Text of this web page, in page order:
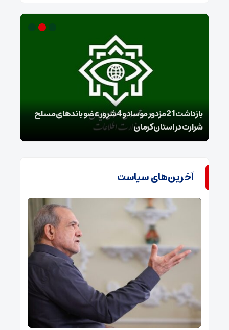
بازداشت 21مزدور موساد و 4 شرور عضو باندهای مسلح
شرارت در استان کرمان
آخرین‌های سیاست